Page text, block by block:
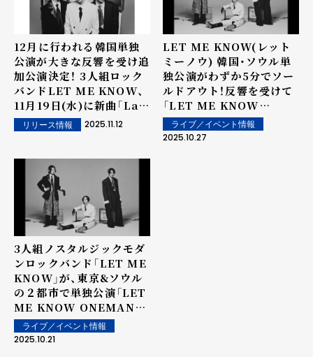
12月に行われる韓国単独
公演が大きな反響を受け追
加公演決定！ 3人組ロック
バンドLET ME KNOW、
11月19日(水)に新曲「Law
of Luv」配信リリース！
リリース情報 2025.11.12
LET ME KNOW(レット
ミーノウ) 韓国・ソウル単
独公演がわずか5分でソー
ルドアウト！反響を受けて
「LET ME KNOW
ONEMAN LIVE -
SCENE_2526 -」ソウル
ライブ／イベント情報
2025.10.27
3人組ノスタルジックモダ
ンロックバンド「LET ME
KNOW」が、東京&ソウル
の２都市で単独公演「LET
ME KNOW ONEMAN
LIVE - SCENE_2526 -」
開催を発表！今年7月に行
ライブ／イベント情報
2025.10.21